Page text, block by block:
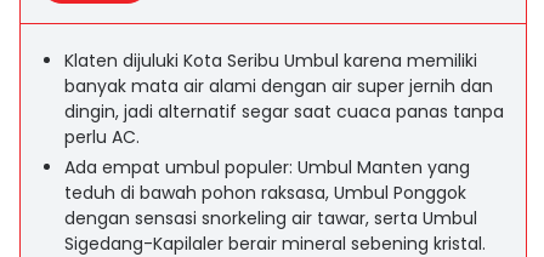
Klaten dijuluki Kota Seribu Umbul karena memiliki
banyak mata air alami dengan air super jernih dan
dingin, jadi alternatif segar saat cuaca panas tanpa
perlu AC.
Ada empat umbul populer: Umbul Manten yang
teduh di bawah pohon raksasa, Umbul Ponggok
dengan sensasi snorkeling air tawar, serta Umbul
Sigedang-Kapilaler berair mineral sebening kristal.